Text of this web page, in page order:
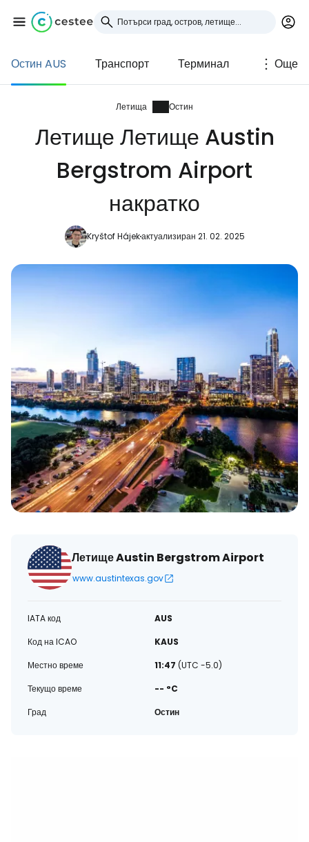
Остин AUS Транспорт Терминал Още
Летища Остин
Летище Летище Austin
Bergstrom Airport
накратко
Kryštof Hájekактуализиран 21. 02. 2025
Летище Austin Bergstrom Airport
www.austintexas.gov
IATA код
AUS
Код на ICAO
KAUS
Местно време
11:47 (UTC -5.0)
Текущо време
-- °C
Град
Остин
Влезте в Cestee
... световната общност на туристите
Продължете с Google
Продължете с Facebook
Продължете с имейл